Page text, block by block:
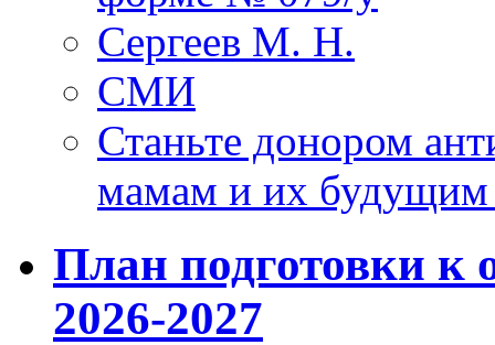
Сергеев М. Н.
СМИ
Станьте донором
мамам и их
План подготовки к
2026-2027